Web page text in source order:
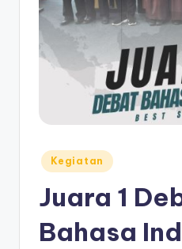
Posted
in
Kegiatan
Juara 1
Bahasa